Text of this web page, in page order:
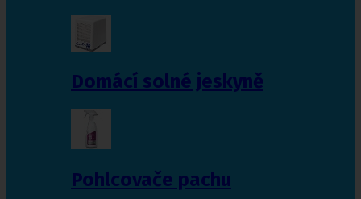
Domácí solné jeskyně
Pohlcovače pachu